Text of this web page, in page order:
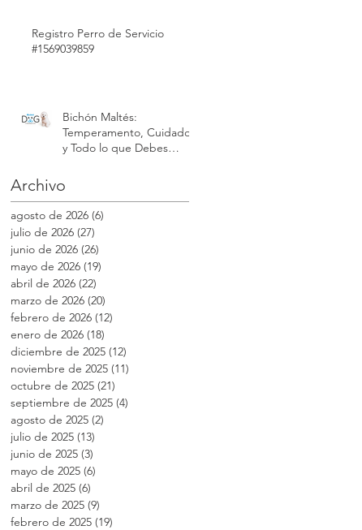
Registro Perro de Servicio
#1569039859
Bichón Maltés:
Temperamento, Cuidados
y Todo lo que Debes
Archivo
agosto de 2026 (6)
julio de 2026 (27)
junio de 2026 (26)
mayo de 2026 (19)
abril de 2026 (22)
marzo de 2026 (20)
febrero de 2026 (12)
enero de 2026 (18)
diciembre de 2025 (12)
noviembre de 2025 (11)
octubre de 2025 (21)
septiembre de 2025 (4)
agosto de 2025 (2)
julio de 2025 (13)
junio de 2025 (3)
mayo de 2025 (6)
abril de 2025 (6)
marzo de 2025 (9)
febrero de 2025 (19)